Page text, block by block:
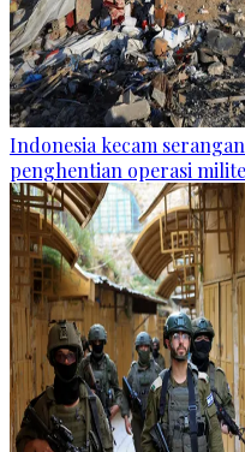
Indonesia kecam
penghentian operasi